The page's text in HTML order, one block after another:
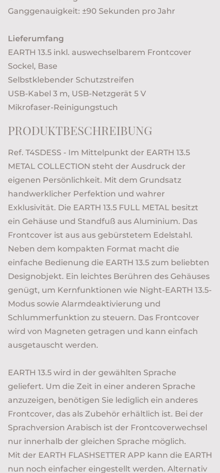
Ganggenauigkeit: ±90 Sekunden pro Jahr
Lieferumfang
EARTH 13.5 inkl. auswechselbarem Frontcover
Sockel, Base
Selbstklebender Schutzstreifen
USB-Kabel 3 m, USB-Netzgerät 5 V
Mikrofaser-Reinigungstuch
PRODUKTBESCHREIBUNG
Ref. T4SDESS - Im Mittelpunkt der EARTH 13.5
METAL COLLECTION steht der Ausdruck der
eigenen Persönlichkeit. Mit dem Grundsatz
handwerklicher Perfektion und wahrer
Exklusivität. Die EARTH 13.5 FULL METAL besitzt
ein Gehäuse und Standfuß aus Aluminium. Das
Frontcover ist aus aus gebürstetem Edelstahl.
Neben dem kompakten Format macht die
einfache Bedienung die EARTH 13.5 zum beliebten
Designobjekt. Ein leichtes Berühren des Gehäuses
genügt, um Kernfunktionen wie Night-EARTH 13.5-
Modus sowie Alarmdeaktivierung und
Schlummerfunktion zu steuern. Das Frontcover
wird von Magneten getragen und kann einfach
ausgetauscht werden.
EARTH 13.5 wird in der gewählten Sprache
geliefert. Um die Zeit in einer anderen Sprache
anzuzeigen, benötigen Sie lediglich ein anderes
Frontcover, das als Zubehör erhältlich ist. Bei der
Sprachversion Arabisch ist der Frontcoverwechsel
nur innerhalb der gleichen Sprache möglich.
Mit der EARTH FLASHSETTER APP kann die EARTH
nun noch einfacher eingestellt werden. Alternativ